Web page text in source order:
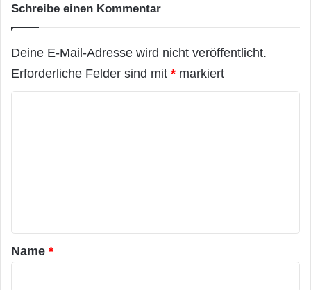
Schreibe einen Kommentar
Deine E-Mail-Adresse wird nicht veröffentlicht.
Erforderliche Felder sind mit * markiert
a
r
Name *